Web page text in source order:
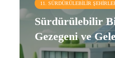
11. SÜRDÜRÜLEBILIR
Sürdürülebilir
Gezegeni ve